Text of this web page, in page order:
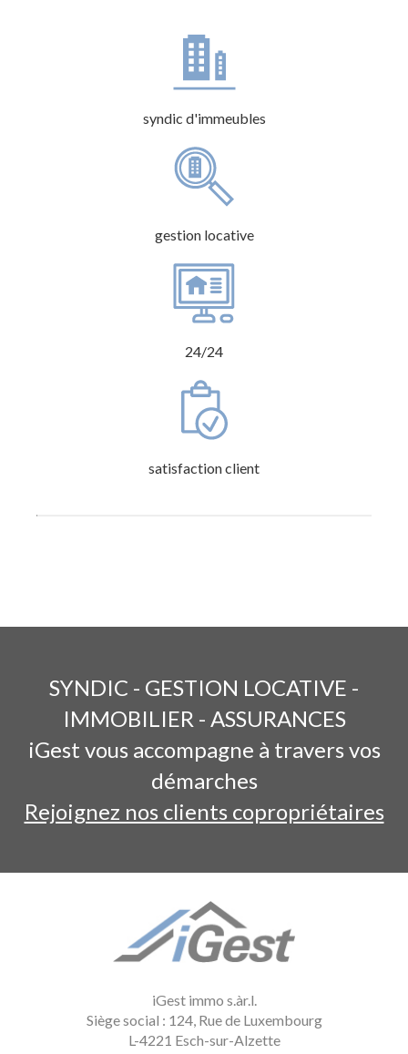
syndic d'immeubles
gestion locative
24/24
satisfaction client
SYNDIC - GESTION LOCATIVE -
IMMOBILIER - ASSURANCES
iGest vous accompagne à travers vos
démarches
Rejoignez nos clients copropriétaires
iGest immo s.àr.l.
Siège social : 124, Rue de Luxembourg
L-4221 Esch-sur-Alzette